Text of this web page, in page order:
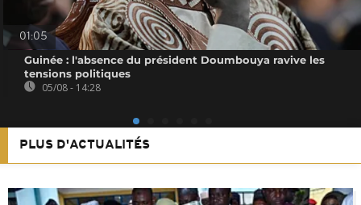
01:05
Guinée : l'absence du président Doumbouya ravive les
tensions politiques
05/08 - 14:28
PLUS D'ACTUALITÉS